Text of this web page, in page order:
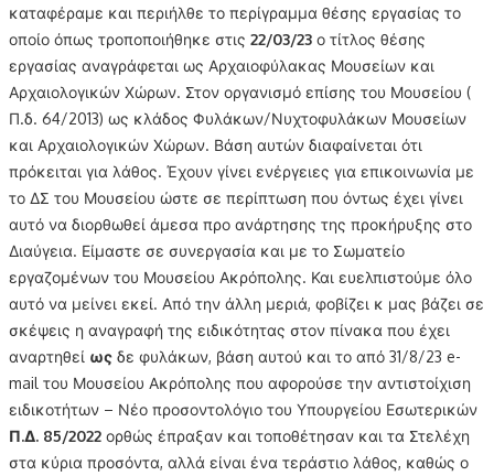
καταφέραμε και περιήλθε το περίγραμμα θέσης εργασίας το
οποίο όπως τροποποιήθηκε στις 22/03/23 ο τίτλος θέσης
εργασίας αναγράφεται ως Αρχαιοφύλακας Μουσείων και
Αρχαιολογικών Χώρων. Στον οργανισμό επίσης του Μουσείου (
Π.δ. 64/2013) ως κλάδος Φυλάκων/Νυχτοφυλάκων Μουσείων
και Αρχαιολογικών Χώρων. Βάση αυτών διαφαίνεται ότι
πρόκειται για λάθος. Έχουν γίνει ενέργειες για επικοινωνία με
το ΔΣ του Μουσείου ώστε σε περίπτωση που όντως έχει γίνει
αυτό να διορθωθεί άμεσα προ ανάρτησης της προκήρυξης στο
Διαύγεια. Είμαστε σε συνεργασία και με το Σωματείο
εργαζομένων του Μουσείου Ακρόπολης. Και ευελπιστούμε όλο
αυτό να μείνει εκεί. Από την άλλη μεριά, φοβίζει κ μας βάζει σε
σκέψεις η αναγραφή της ειδικότητας στον πίνακα που έχει
αναρτηθεί ως δε φυλάκων, βάση αυτού και το από 31/8/23 e-
mail του Μουσείου Ακρόπολης που αφορούσε την αντιστοίχιση
ειδικοτήτων – Νέο προσοντολόγιο του Υπουργείου Εσωτερικών
Π.Δ. 85/2022 ορθώς έπραξαν και τοποθέτησαν και τα Στελέχη
στα κύρια προσόντα, αλλά είναι ένα τεράστιο λάθος, καθώς ο